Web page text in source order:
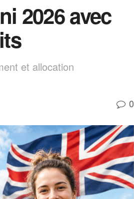
2026 avec
et allocation
0